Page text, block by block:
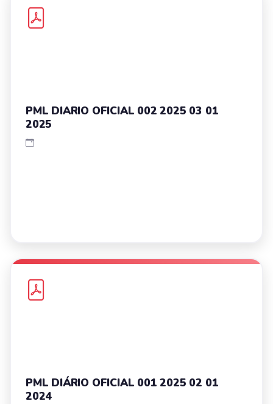
PML DIARIO OFICIAL 002 2025 03 01
2025
PML DIÁRIO OFICIAL 001 2025 02 01
2024